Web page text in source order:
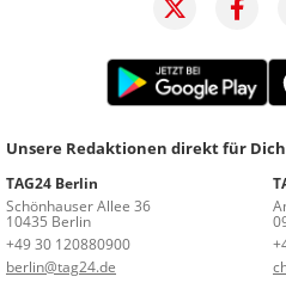
Unsere Redaktionen direkt für
TAG24 Berlin
Schönhauser Allee 36
10435 Berlin
+49 30 120880900
berlin@tag24.de